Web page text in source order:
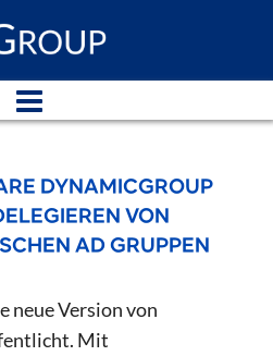
DYNAMICGROUP
VON
AD GRUPPEN
Version von
Mit